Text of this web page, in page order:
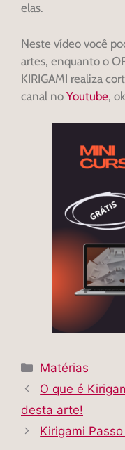
elas.
Neste vídeo você
artes, enquanto o
KIRIGAMI realiza
canal no Youtube,
Matérias
O que é
desta arte!
Kirigami